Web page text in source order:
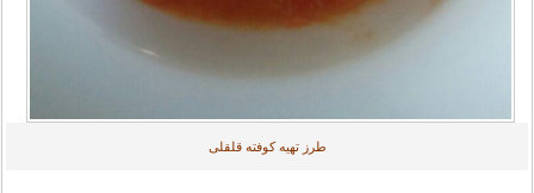
طرز تهیه کوفته قلقلی